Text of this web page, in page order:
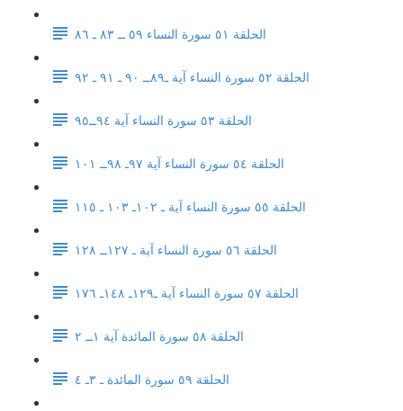
الحلقة ٥١ سورة النساء ٥٩ ــ ٨٣ ـ ٨٦
الحلقة ٥٢ سورة النساء آية ـ٨٩ــ ٩٠ ـ ٩١ ـ ٩٢
الحلقة ٥٣ سورة النساء آية ٩٤ــ٩٥
الحلقة ٥٤ سورة النساء آية ٩٧ـ ٩٨ــ ١٠١
الحلقة ٥٥ سورة النساء آية ـ ١٠٢ـ ١٠٣ ـ ١١٥
الحلقة ٥٦ سورة النساء آية ـ ١٢٧ــ ١٢٨
الحلقة ٥٧ سورة النساء آية ـ١٢٩ـ ١٤٨ـ ١٧٦
الحلقة ٥٨ سورة المائدة آية ١ــ ٢
الحلقة ٥٩ سورة المائدة ـ ٣ـ ٤